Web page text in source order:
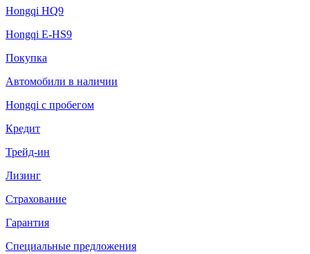
Hongqi HQ9
Hongqi E-HS9
Покупка
Автомобили в наличии
Hongqi с пробегом
Кредит
Трейд-ин
Лизинг
Страхование
Гарантия
Специальные предложения